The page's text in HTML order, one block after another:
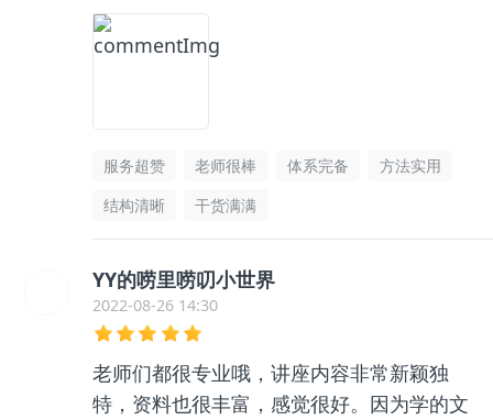
服务超赞 老师很棒 体系完备
方法实用
结构清晰
干货满满
YY的唠里唠叨小世界
2022-08-26 14:30
老师们都很专业哦，讲座内容非常新颖独
特，资料也很丰富，感觉很好。因为学的文